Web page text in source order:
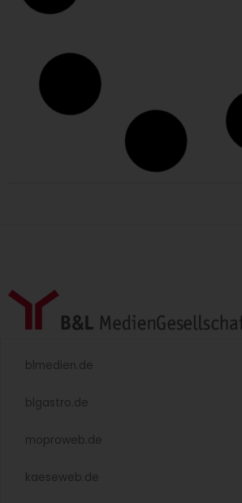
Stefan Lehmann – der
des Jahres 2025
Warum gilt Stefan Lehmann als der
Manager des Jahres 2025? Die
Christian Brogle – der „leise“
Leiser Gestalter mit lauter Wirkung –
charakterisiert. Mehr dazu.